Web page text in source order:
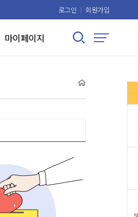
로그인 회원가입
마이페이지 검색 열기/닫기
현재 위치: